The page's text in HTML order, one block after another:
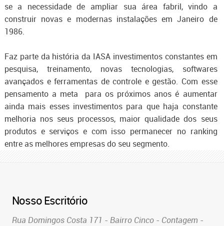
se a necessidade de ampliar sua área fabril, vindo a
construir novas e modernas instalações em Janeiro de
1986.
Faz parte da história da IASA investimentos constantes em
pesquisa, treinamento, novas tecnologias, softwares
avançados e ferramentas de controle e gestão. Com esse
pensamento a meta para os próximos anos é aumentar
ainda mais esses investimentos para que haja constante
melhoria nos seus processos, maior qualidade dos seus
produtos e serviços e com isso permanecer no ranking
entre as melhores empresas do seu segmento.
Nosso Escritório
Rua Domingos Costa 171 - Bairro Cinco - Contagem -